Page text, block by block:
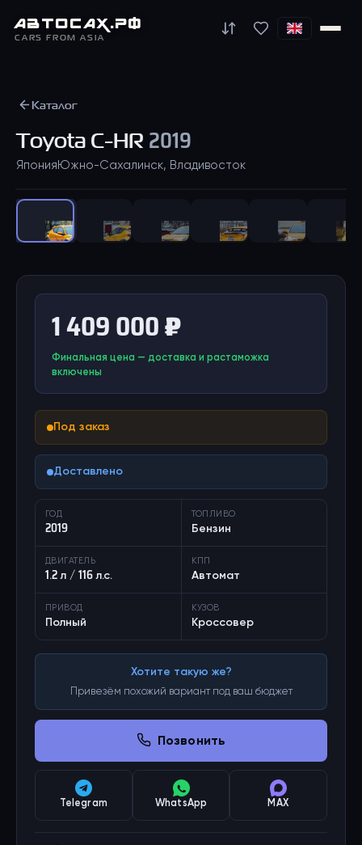
АВТОСАХ.РФ
CARS FROM ASIA
Каталог
ToyotaC-HR 2019
Япония Южно-Сахалинск, Владивосток
1 409 000 ₽
Финальная цена — доставка и растаможка
включены
Под заказ
Доставлено
ГОД
2019
ТОПЛИВО
Бензин
ДВИГАТЕЛЬ
1.2 л / 116 л.с.
КПП
Автомат
ПРИВОД
Полный
КУЗОВ
Кроссовер
Хотите такую же?
Привезём похожий вариант под ваш бюджет
Позвонить
Telegram WhatsApp MAX